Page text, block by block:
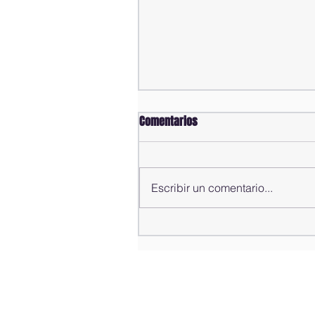
Comentarios
Escribir un comentario...